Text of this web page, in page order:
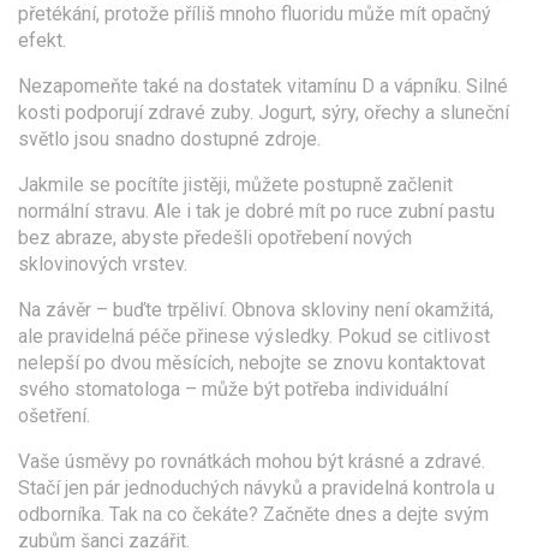
přetékání, protože příliš mnoho fluoridu může mít opačný
efekt.
Nezapomeňte také na dostatek vitamínu D a vápníku. Silné
kosti podporují zdravé zuby. Jogurt, sýry, ořechy a sluneční
světlo jsou snadno dostupné zdroje.
Jakmile se pocítíte jistěji, můžete postupně začlenit
normální stravu. Ale i tak je dobré mít po ruce zubní pastu
bez abraze, abyste předešli opotřebení nových
sklovinových vrstev.
Na závěr – buďte trpěliví. Obnova skloviny není okamžitá,
ale pravidelná péče přinese výsledky. Pokud se citlivost
nelepší po dvou měsících, nebojte se znovu kontaktovat
svého stomatologa – může být potřeba individuální
ošetření.
Vaše úsměvy po rovnátkách mohou být krásné a zdravé.
Stačí jen pár jednoduchých návyků a pravidelná kontrola u
odborníka. Tak na co čekáte? Začněte dnes a dejte svým
zubům šanci zazářit.